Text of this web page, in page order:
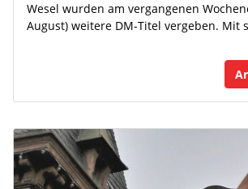
Wesel wurden am vergangenen
August) weitere DM-Titel vergeben. Mit